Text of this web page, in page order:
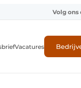
Volg ons
Vacatures